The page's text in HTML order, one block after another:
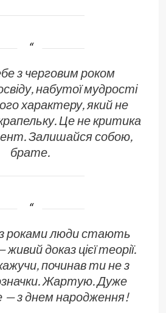
з черговим роком
набутої мудрості
характеру, який не
Це не критика
Залишайся собою,
брате.
роками люди стають
доказ цієї теорії.
починав ти не з
Жартую. Дуже
з днем народження!